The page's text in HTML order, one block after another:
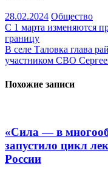
28.02.2024 Общество
Навигация
по
записям
С 1 марта изменяются
границу
В селе Таловка глава
участником СВО
Похожие записи
«Сила — в
запустило цикл
России